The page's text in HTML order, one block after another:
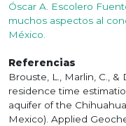
Óscar A. Escolero
muchos aspectos al
México.
Referencias
Brouste, L., Marlin, C., &
residence time
aquifer of the
Mexico). Applied